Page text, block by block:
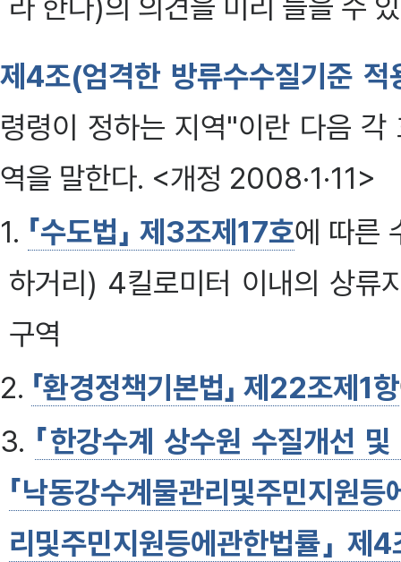
라 한다)의 의견을 미리 들을 수
제4조(엄격한 방류수수질기준 적
령령이 정하는 지역"이란 다음
역을 말한다. <개정 2008·1·11>
1. 「수도법」 제3조제17호에 따른
하거리) 4킬로미터 이내의 상류
구역
2. 「환경정책기본법」 제22조제1항
3. 「한강수계 상수원 수질개선
「낙동강수계물관리및주민지원
리및주민지원등에관한법률」 제